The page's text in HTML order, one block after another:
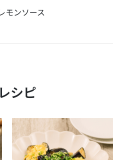
モンソース
シピ